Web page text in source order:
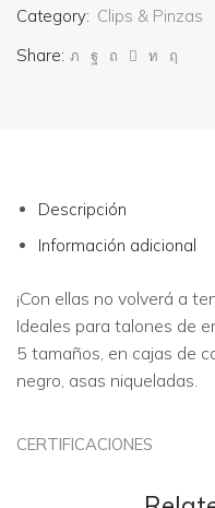
Category: Clips & Pinzas
Share:
Descripción
Información adicional
¡Con ellas no volverá a
Ideales para talones de
5 tamaños, en cajas de
negro, asas niqueladas.
CERTIFICACIONES